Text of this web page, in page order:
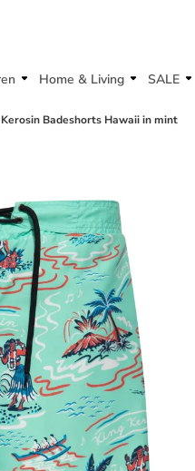
Home & Living SALE
Badeshorts Hawaii in mint